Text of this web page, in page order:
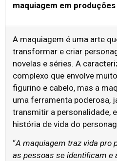
maquiagem em
A maquiagem é uma arte
transformar e criar
novelas e séries. A
complexo que envolve
figurino e cabelo, mas a
uma ferramenta poderosa,
transmitir a personalidade,
história de vida do
“A maquiagem traz vida pro
as pessoas se identificam e